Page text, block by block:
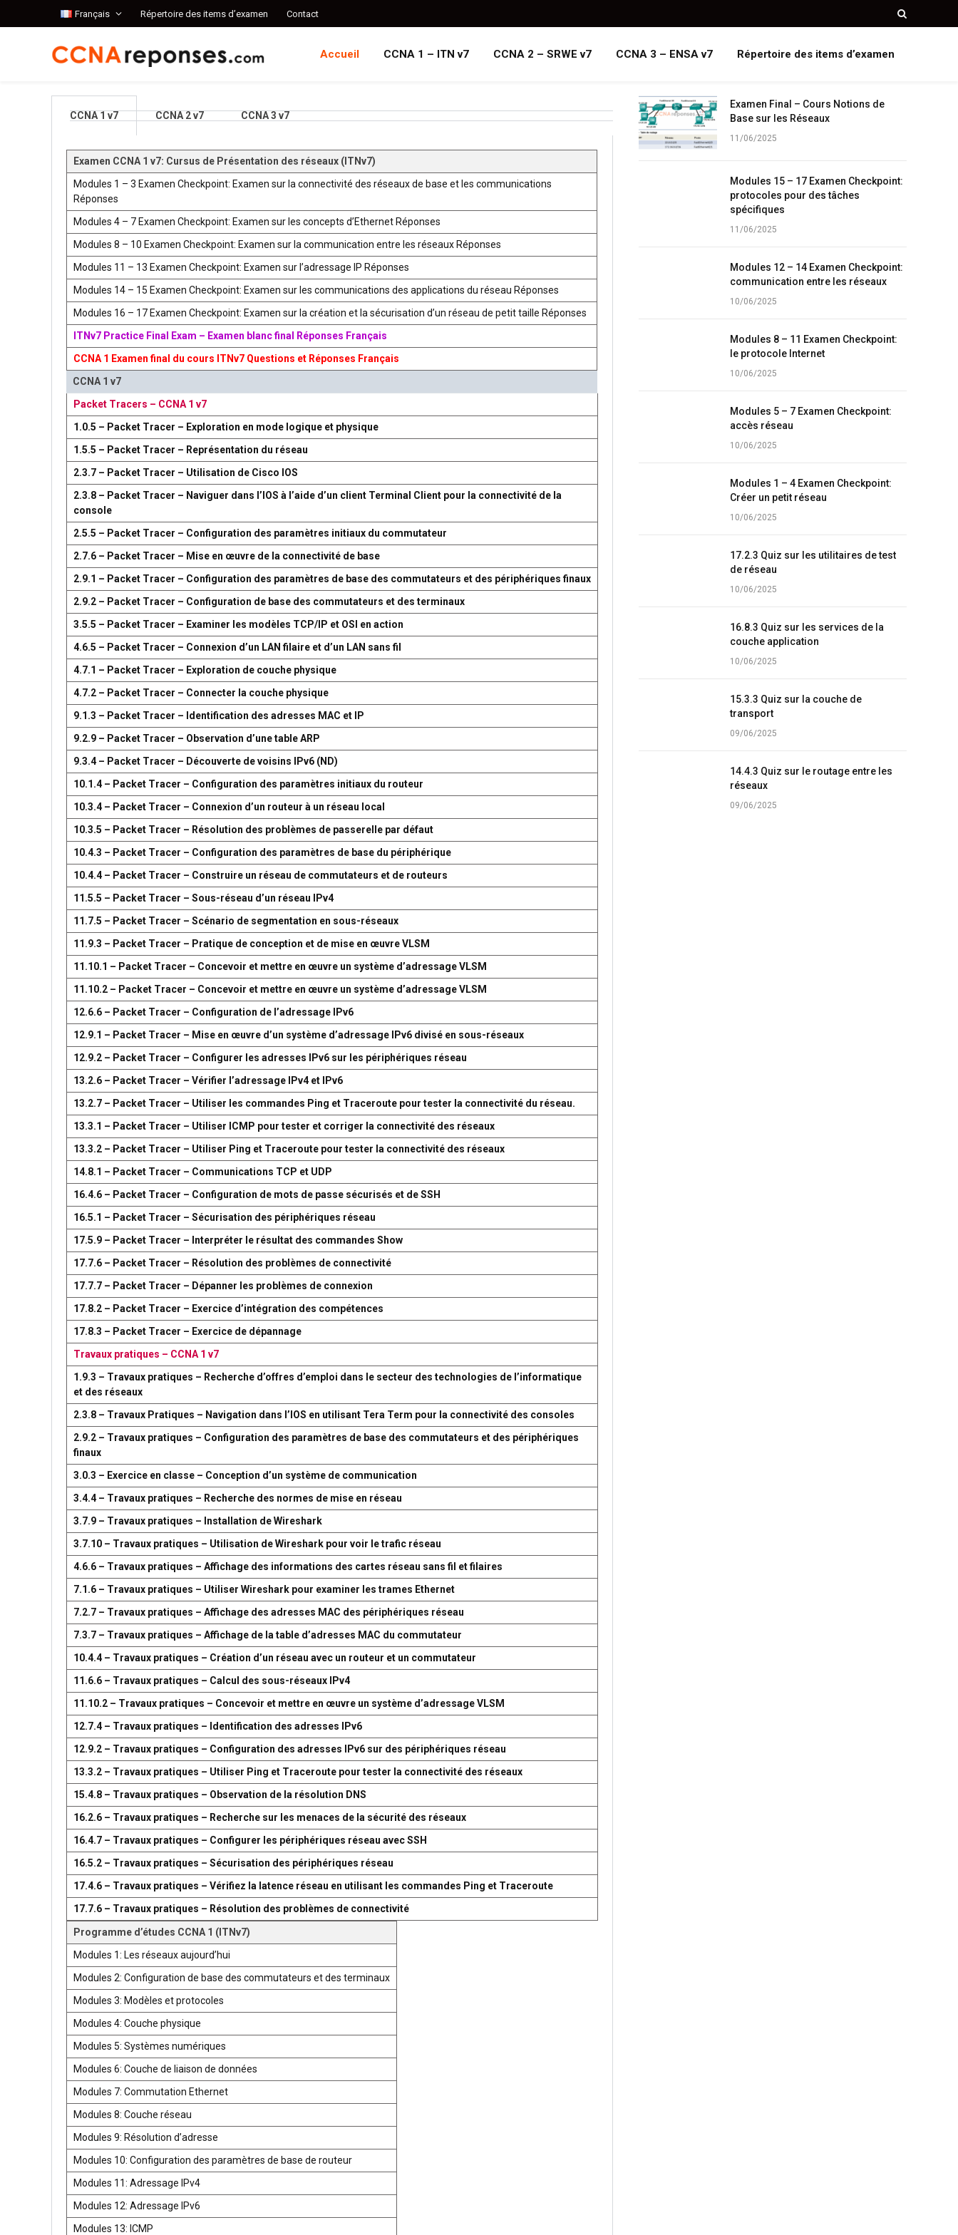
Français Répertoire des items d’examen Contact
Accueil CCNA 1 – ITN v7 CCNA 2 – SRWE v7 CCNA 3 – ENSA v7 Répertoire des items d’examen
CCNA 1 v7 CCNA 2 v7 CCNA 3 v7
Examen CCNA 1 v7: Cursus de Présentation des réseaux (ITNv7)
Modules 1 – 3 Examen Checkpoint: Examen sur la connectivité des réseaux de base et les communications
Réponses
Modules 4 – 7 Examen Checkpoint: Examen sur les concepts d’Ethernet Réponses
Modules 8 – 10 Examen Checkpoint: Examen sur la communication entre les réseaux Réponses
Modules 11 – 13 Examen Checkpoint: Examen sur l’adressage IP Réponses
Modules 14 – 15 Examen Checkpoint: Examen sur les communications des applications du réseau Réponses
Modules 16 – 17 Examen Checkpoint: Examen sur la création et la sécurisation d’un réseau de petit taille Réponses
ITNv7 Practice Final Exam – Examen blanc final Réponses Français
CCNA 1 Examen final du cours ITNv7 Questions et Réponses Français
CCNA 1 v7
Packet Tracers – CCNA 1 v7
1.0.5 – Packet Tracer – Exploration en mode logique et physique
1.5.5 – Packet Tracer – Représentation du réseau
2.3.7 – Packet Tracer – Utilisation de Cisco IOS
2.3.8 – Packet Tracer – Naviguer dans l’IOS à l’aide d’un client Terminal Client pour la connectivité de la
console
2.5.5 – Packet Tracer – Configuration des paramètres initiaux du commutateur
2.7.6 – Packet Tracer – Mise en œuvre de la connectivité de base
2.9.1 – Packet Tracer – Configuration des paramètres de base des commutateurs et des périphériques finaux
2.9.2 – Packet Tracer – Configuration de base des commutateurs et des terminaux
3.5.5 – Packet Tracer – Examiner les modèles TCP/IP et OSI en action
4.6.5 – Packet Tracer – Connexion d’un LAN filaire et d’un LAN sans fil
4.7.1 – Packet Tracer – Exploration de couche physique
4.7.2 – Packet Tracer – Connecter la couche physique
9.1.3 – Packet Tracer – Identification des adresses MAC et IP
9.2.9 – Packet Tracer – Observation d’une table ARP
9.3.4 – Packet Tracer – Découverte de voisins IPv6 (ND)
10.1.4 – Packet Tracer – Configuration des paramètres initiaux du routeur
10.3.4 – Packet Tracer – Connexion d’un routeur à un réseau local
10.3.5 – Packet Tracer – Résolution des problèmes de passerelle par défaut
10.4.3 – Packet Tracer – Configuration des paramètres de base du périphérique
10.4.4 – Packet Tracer – Construire un réseau de commutateurs et de routeurs
11.5.5 – Packet Tracer – Sous-réseau d’un réseau IPv4
11.7.5 – Packet Tracer – Scénario de segmentation en sous-réseaux
11.9.3 – Packet Tracer – Pratique de conception et de mise en œuvre VLSM
11.10.1 – Packet Tracer – Concevoir et mettre en œuvre un système d’adressage VLSM
11.10.2 – Packet Tracer – Concevoir et mettre en œuvre un système d’adressage VLSM
12.6.6 – Packet Tracer – Configuration de l’adressage IPv6
12.9.1 – Packet Tracer – Mise en œuvre d’un système d’adressage IPv6 divisé en sous-réseaux
12.9.2 – Packet Tracer – Configurer les adresses IPv6 sur les périphériques réseau
13.2.6 – Packet Tracer – Vérifier l’adressage IPv4 et IPv6
13.2.7 – Packet Tracer – Utiliser les commandes Ping et Traceroute pour tester la connectivité du réseau.
13.3.1 – Packet Tracer – Utiliser ICMP pour tester et corriger la connectivité des réseaux
13.3.2 – Packet Tracer – Utiliser Ping et Traceroute pour tester la connectivité des réseaux
14.8.1 – Packet Tracer – Communications TCP et UDP
16.4.6 – Packet Tracer – Configuration de mots de passe sécurisés et de SSH
16.5.1 – Packet Tracer – Sécurisation des périphériques réseau
17.5.9 – Packet Tracer – Interpréter le résultat des commandes Show
17.7.6 – Packet Tracer – Résolution des problèmes de connectivité
17.7.7 – Packet Tracer – Dépanner les problèmes de connexion
17.8.2 – Packet Tracer – Exercice d’intégration des compétences
17.8.3 – Packet Tracer – Exercice de dépannage
Travaux pratiques – CCNA 1 v7
1.9.3 – Travaux pratiques – Recherche d’offres d’emploi dans le secteur des technologies de l’informatique
et des réseaux
2.3.8 – Travaux Pratiques – Navigation dans l’IOS en utilisant Tera Term pour la connectivité des consoles
2.9.2 – Travaux pratiques – Configuration des paramètres de base des commutateurs et des périphériques
finaux
3.0.3 – Exercice en classe – Conception d’un système de communication
3.4.4 – Travaux pratiques – Recherche des normes de mise en réseau
3.7.9 – Travaux pratiques – Installation de Wireshark
3.7.10 – Travaux pratiques – Utilisation de Wireshark pour voir le trafic réseau
4.6.6 – Travaux pratiques – Affichage des informations des cartes réseau sans fil et filaires
7.1.6 – Travaux pratiques – Utiliser Wireshark pour examiner les trames Ethernet
7.2.7 – Travaux pratiques – Affichage des adresses MAC des périphériques réseau
7.3.7 – Travaux pratiques – Affichage de la table d’adresses MAC du commutateur
10.4.4 – Travaux pratiques – Création d’un réseau avec un routeur et un commutateur
11.6.6 – Travaux pratiques – Calcul des sous-réseaux IPv4
11.10.2 – Travaux pratiques – Concevoir et mettre en œuvre un système d’adressage VLSM
12.7.4 – Travaux pratiques – Identification des adresses IPv6
12.9.2 – Travaux pratiques – Configuration des adresses IPv6 sur des périphériques réseau
13.3.2 – Travaux pratiques – Utiliser Ping et Traceroute pour tester la connectivité des réseaux
15.4.8 – Travaux pratiques – Observation de la résolution DNS
16.2.6 – Travaux pratiques – Recherche sur les menaces de la sécurité des réseaux
16.4.7 – Travaux pratiques – Configurer les périphériques réseau avec SSH
16.5.2 – Travaux pratiques – Sécurisation des périphériques réseau
17.4.6 – Travaux pratiques – Vérifiez la latence réseau en utilisant les commandes Ping et Traceroute
17.7.6 – Travaux pratiques – Résolution des problèmes de connectivité
Programme d’études CCNA 1 (ITNv7)
Modules 1: Les réseaux aujourd’hui
Modules 2: Configuration de base des commutateurs et des terminaux
Modules 3: Modèles et protocoles
Modules 4: Couche physique
Modules 5: Systèmes numériques
Modules 6: Couche de liaison de données
Modules 7: Commutation Ethernet
Modules 8: Couche réseau
Modules 9: Résolution d’adresse
Modules 10: Configuration des paramètres de base de routeur
Modules 11: Adressage IPv4
Modules 12: Adressage IPv6
Modules 13: ICMP
Examen Final – Cours Notions de
Base sur les Réseaux
11/06/2025
Modules 15 – 17 Examen Checkpoint:
protocoles pour des tâches
spécifiques
11/06/2025
Modules 12 – 14 Examen Checkpoint:
communication entre les réseaux
10/06/2025
Modules 8 – 11 Examen Checkpoint:
le protocole Internet
10/06/2025
Modules 5 – 7 Examen Checkpoint:
accès réseau
10/06/2025
Modules 1 – 4 Examen Checkpoint:
Créer un petit réseau
10/06/2025
17.2.3 Quiz sur les utilitaires de test
de réseau
10/06/2025
16.8.3 Quiz sur les services de la
couche application
10/06/2025
15.3.3 Quiz sur la couche de
transport
09/06/2025
14.4.3 Quiz sur le routage entre les
réseaux
09/06/2025